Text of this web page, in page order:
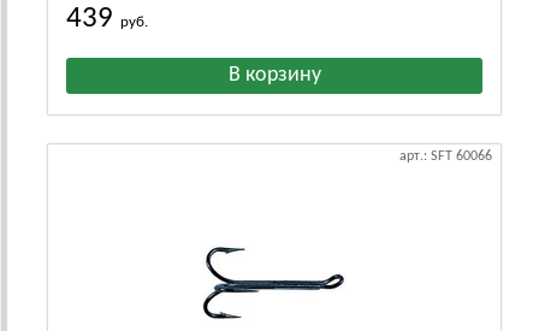
439 руб.
арт.: SFT 60066